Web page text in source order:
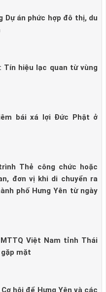
Dự án phức hợp đô thị, du
Tín hiệu lạc quan từ vùng
bái xá lợi Đức Phật ở
Thẻ công chức hoặc
đơn vị khi di chuyển ra
phố Hưng Yên từ ngày
Việt Nam tỉnh Thái
mặt